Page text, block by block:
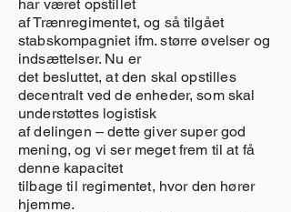
har været opstillet
af Trænregimentet, og så tilgået
stabskompagniet ifm. større øvelser og
indsættelser. Nu er
det besluttet, at den skal opstilles
decentralt ved de enheder, som skal
understøttes logistisk
af delingen – dette giver super god
mening, og vi ser meget frem til at få
denne kapacitet
tilbage til regimentet, hvor den hører
hjemme.